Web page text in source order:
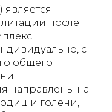
после
с
общего
направлены на
и голени,